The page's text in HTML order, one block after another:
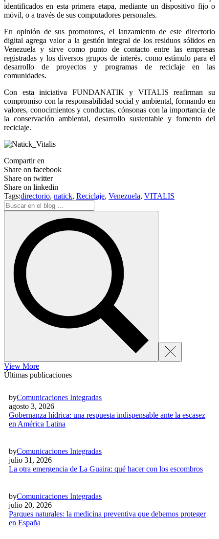
identificados en esta primera etapa, mediante un dispositivo fijo o
móvil, o a través de sus computadores personales.
En opinión de sus promotores, el lanzamiento de este directorio
digital agrega valor a la gestión integral de los residuos sólidos en
Venezuela y sirve como punto de contacto entre las empresas
registradas y los diversos grupos de interés, como estímulo para el
desarrollo de proyectos y programas de reciclaje en las
comunidades.
Con esta iniciativa FUNDANATIK y VITALIS reafirman su
compromiso con la responsabilidad social y ambiental, formando en
valores, conocimientos y conductas, cónsonas con la importancia de
la conservación ambiental, desarrollo sustentable y fomento del
reciclaje.
Compartir en
Share on facebook
Share on twitter
Share on linkedin
Tags:directorio, natick, Reciclaje, Venezuela, VITALIS
View More
Últimas publicaciones
byComunicaciones Integradas
agosto 3, 2026
Gobernanza hídrica: una respuesta indispensable ante la escasez
en América Latina
byComunicaciones Integradas
julio 31, 2026
La otra emergencia de La Guaira: qué hacer con los escombros
byComunicaciones Integradas
julio 20, 2026
Parques naturales: la medicina preventiva que debemos proteger
en España